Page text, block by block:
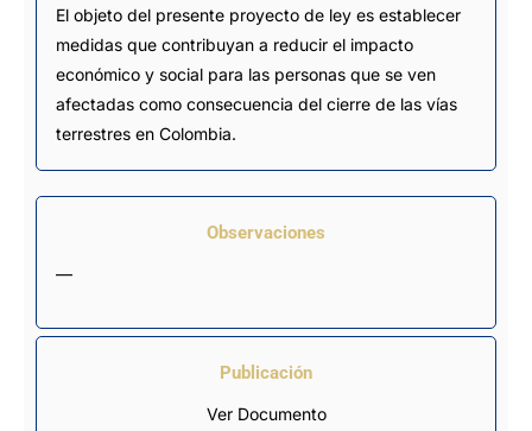
El objeto del presente proyecto de ley es establecer
medidas que contribuyan a reducir el impacto
económico y social para las personas que se ven
afectadas como consecuencia del cierre de las vías
terrestres en Colombia.
Observaciones
—
Publicación
Ver Documento